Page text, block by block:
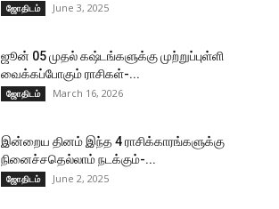
ஜோதிடம் June 3, 2025
ஜூன் 05 முதல் கஷ்டங்களுக்கு முற்றுப்புள்ளி
வைக்கப்போகும் ராசிகள்-...
ஜோதிடம் March 16, 2026
இன்றைய தினம் இந்த 4 ராசிக்காரங்களுக்கு
நினைச்சதெல்லாம் நடக்கும்-...
ஜோதிடம் June 2, 2025